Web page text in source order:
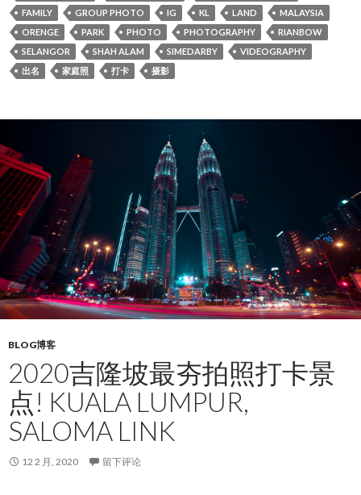
FAMILY
GROUP PHOTO IG KL LAND
MALAYSIA
ORENGE
PARK PHOTO PHOTOGRAPHY
RIANBOW
SELANGOR
SHAH ALAM SIMEDARBY
VIDEOGRAPHY
出名
家庭照 打卡 摄影
BLOG博客
2020吉隆坡最夯拍照打卡景
点! KUALA LUMPUR,
SALOMA LINK
12 2 月, 2020 留下评论